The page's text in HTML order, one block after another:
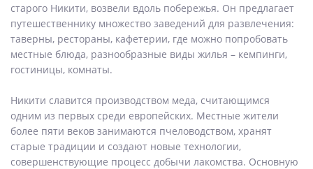
старого Никити, возвели вдоль побережья. Он предлагает
путешественнику множество заведений для развлечения:
таверны, рестораны, кафетерии, где можно попробовать
местные блюда, разнообразные виды жилья – кемпинги,
гостиницы, комнаты.
Никити славится производством меда, считающимся
одним из первых среди европейских. Местные жители
более пяти веков занимаются пчеловодством, хранят
старые традиции и создают новые технологии,
совершенствующие процесс добычи лакомства. Основную